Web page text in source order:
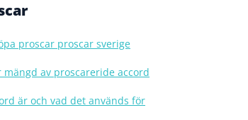
proscar proscar sverige
av proscareride accord
är och vad det används för